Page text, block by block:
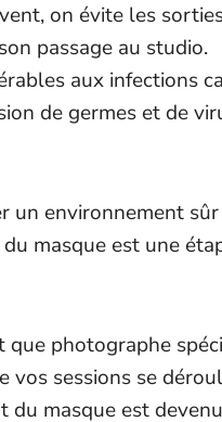
on évite les
passage au studio.
aux infections
de germes et de
un environnement
masque est une
que photographe
vos sessions se
du masque est